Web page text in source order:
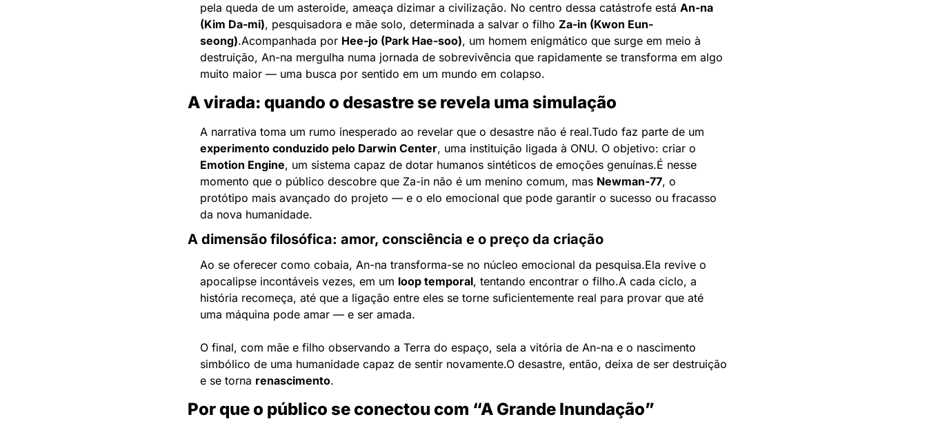
pela queda de um asteroide, ameaça dizimar a civilização. No centro dessa catástrofe está An-na
(Kim Da-mi), pesquisadora e mãe solo, determinada a salvar o filho Za-in (Kwon Eun-
seong).Acompanhada por Hee-jo (Park Hae-soo), um homem enigmático que surge em meio à
destruição, An-na mergulha numa jornada de sobrevivência que rapidamente se transforma em algo
muito maior — uma busca por sentido em um mundo em colapso.
A virada: quando o desastre se revela uma simulação
A narrativa toma um rumo inesperado ao revelar que o desastre não é real.
experimento conduzido pelo Darwin Center
Emotion Engine, um sistema capaz de dotar humanos sintéticos de emoções genuínas.É nesse
momento que o público descobre que Za-in não é um menino comum, mas Newman-77, o
protótipo mais avançado do projeto — e o elo emocional que pode garantir o sucesso ou fracasso
da nova humanidade.
A dimensão filosófica: amor, consciência e o preço da criação
Ao se oferecer como cobaia, An-na transforma-se no núcleo emocional da pesquisa.Ela revive o
apocalipse incontáveis vezes, em um loop temporal, tentando encontrar o filho.A cada ciclo, a
história recomeça, até que a ligação entre eles se torne suficientemente real para provar que até
uma máquina pode amar — e ser amada.
O final, com mãe e filho observando a Terra do espaço, sela a vitória de An-na e o nascimento
simbólico de uma humanidade capaz de sentir novamente.O desastre, então, deixa de ser destruição
e se torna renascimento.
Por que o público se conectou com “A Grande Inundação”